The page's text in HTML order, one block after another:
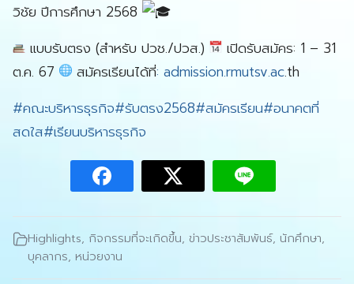
วิชัย ปีการศึกษา 2568
แบบรับตรง (สำหรับ ปวช./ปวส.)
เปิดรับสมัคร: 1 – 31
ต.ค. 67
สมัครเรียนได้ที่: admission.rmutsv.ac.th
#คณะบริหารธุรกิจ#รับตรง2568#สมัครเรียน#อนาคตที่
สดใส#เรียนบริหารธุรกิจ
Highlights, กิจกรรมที่จะเกิดขึ้น,ข่าวประชาสัมพันธ์, นักศึกษา,
บุคลากร, หน่วยงาน